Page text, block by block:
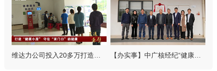
【办实事】中广核经纪“健康工地”示范项目落地陆丰核电